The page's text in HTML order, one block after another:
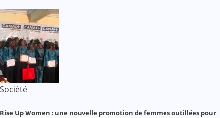
Société
Rise Up Women : une nouvelle promotion de femmes outillées pour